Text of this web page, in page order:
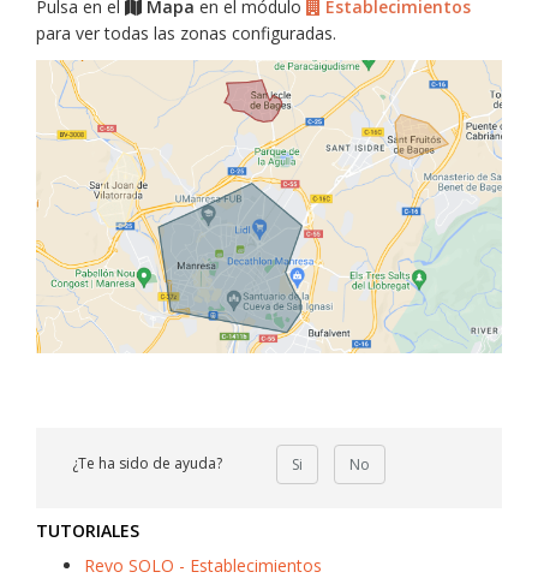
Pulsa en el Mapa en el módulo
Establecimientos
para ver todas las zonas configuradas.
¿Te ha sido de ayuda? Si No
TUTORIALES
Revo SOLO - Establecimientos